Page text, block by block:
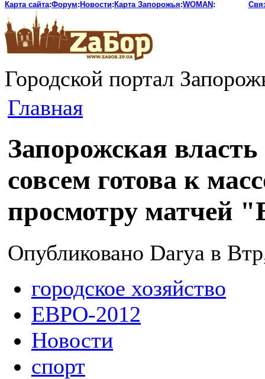
Карта сайта:Форум: Новости: Карта Запорожья:WOMAN :
Городской портал
Главная
Запорожская власть
совсем готова к
просмотру матчей
Опубликовано Darya в
городское хозяйство
ЕВРО-2012
Новости
спорт